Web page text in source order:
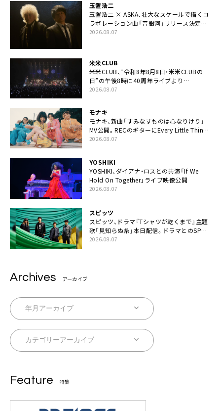
玉置浩二
玉置浩二 × ASKA、壮大なスケールで描くコ
ラボレーション曲「音銀河」リリース決定。
カップリングには新曲「命の宿り」収録も
2026.08.07
米米CLUB
米米CLUB、“令和8年8月8日・米米CLUBの
日”の午後8時に40周年ライブより
「FANtachy medley」を88年限定公開
2026.08.07
モナキ
モナキ、新曲「すみなすものは心なりけり」
MV公開。RECのギターにEvery Little Thing・
伊藤一朗参加も
2026.08.07
YOSHIKI
YOSHIKI、ダイアナ・ロスとの共演「If We
Hold On Together」ライブ映像公開
2026.08.07
スピッツ
スピッツ、ドラマ『Tシャツが乾くまで』主題
歌「見知らぬ糸」本日配信。ドラマとのSPコ
ラボムービー公開も
2026.08.07
Archives アーカイブ
Feature 特集